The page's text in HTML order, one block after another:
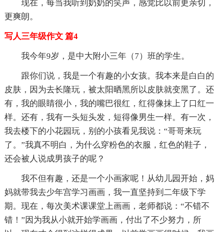
现在，每当我听到奶奶的笑声，感觉比以前更亲切，
更爽朗。
写人三年级作文 篇4
我今年9岁，是中大附小三年（7）班的学生。
跟你们说，我是一个有趣的小女孩。我本来是白白的
皮肤，因为去长隆玩，被太阳晒黑所以皮肤就变黑了。还
有，我的眼睛很小，我的嘴巴很红，红得像抹上了口红一
样。还有，我有一头短头发，短得像男生一样。有一次，
我去楼下的小花园玩，别的小孩看见我说：“哥哥来玩
了。”我真不明白，为什么穿粉色的衣服，红色的鞋子，
还会被人说成男孩子的呢？
我不但有趣，还是一个小画家呢！从幼儿园开始，妈
妈就带我去少年宫学习画画，我一直坚持到二年级下学
期。现在，每次美术课课堂上画画，老师都说：“不错不
错！”因为我从小就开始学画画，付出了不少努力，所